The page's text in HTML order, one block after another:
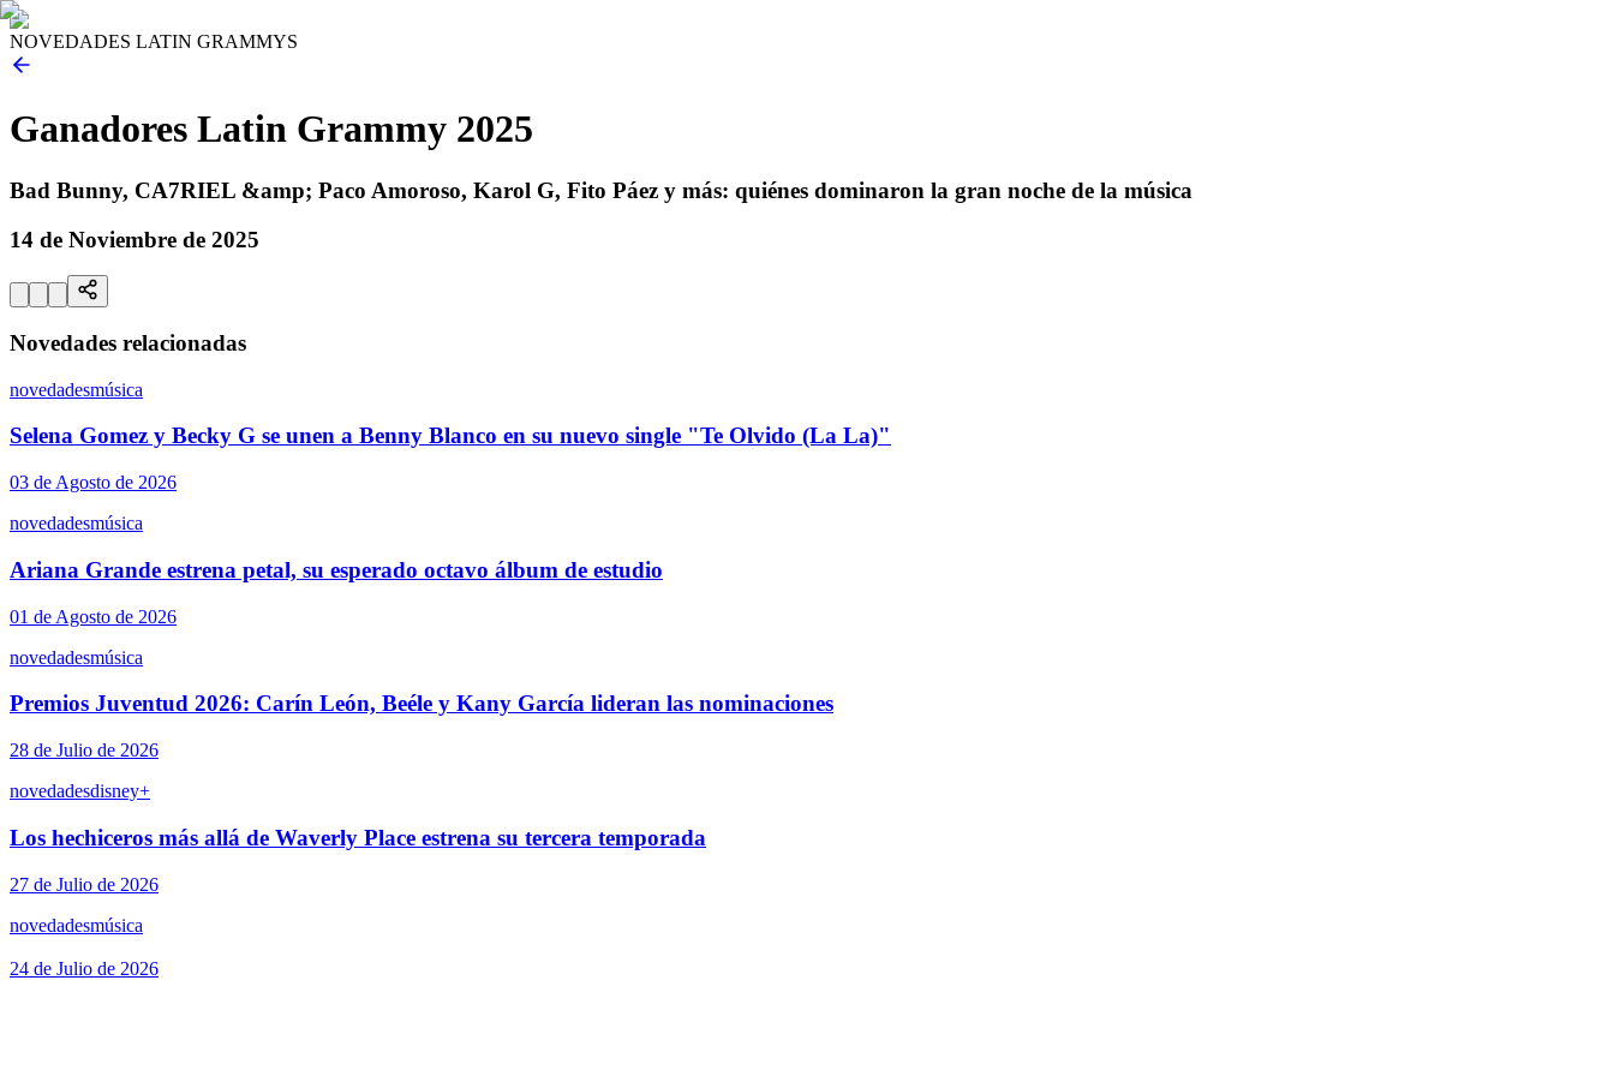
NOVEDADES LATIN GRAMMYS
Ganadores Latin Grammy 2025
Bad Bunny, CA7RIEL &amp; Paco Amoroso, Karol G, Fito Páez y más: quiénes dominaron la gran noche de la música
14 de Noviembre de 2025
Novedades relacionadas
novedadesmúsica
Selena Gomez y Becky G se unen a Benny Blanco en su nuevo single "Te Olvido (La La)"
03 de Agosto de 2026
novedadesmúsica
Ariana Grande estrena petal, su esperado octavo álbum de estudio
01 de Agosto de 2026
novedadesmúsica
Premios Juventud 2026: Carín León, Beéle y Kany García lideran las nominaciones
28 de Julio de 2026
novedadesdisney+
Los hechiceros más allá de Waverly Place estrena su tercera temporada
27 de Julio de 2026
novedadesmúsica
24 de Julio de 2026